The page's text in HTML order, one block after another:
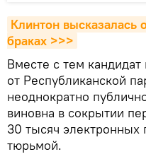
Клинтон высказалась
браках >>>
Вместе с тем
от Республиканской
неоднократно
виновна в сокрытии
30 тысяч
тюрьмой.